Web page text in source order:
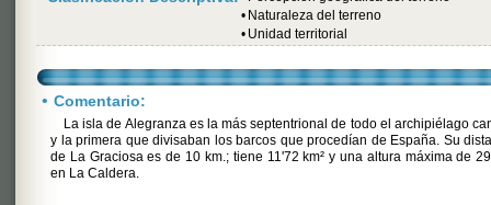
• Naturaleza del terreno
• Unidad territorial
• Comentario:
La isla de Alegranza es la más septentrional de todo el archipiélago
y la primera que divisaban los barcos que procedían de España. Su
de La Graciosa es de 10 km.; tiene 11'72 km² y una altura máxima de
en La Caldera.